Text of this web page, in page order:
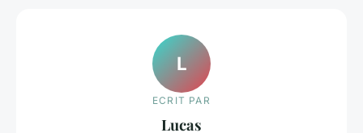
L
ECRIT PAR
Lucas